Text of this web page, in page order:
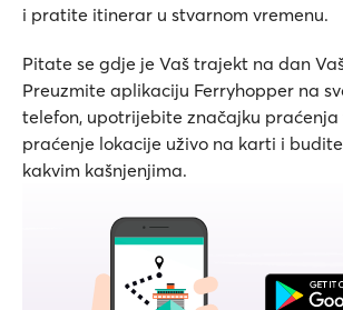
i pratite itinerar u stvarnom vremenu.
Pitate se gdje je Vaš trajekt na dan
Preuzmite aplikaciju Ferryhopper na
telefon, upotrijebite značajku
praćenje lokacije uživo na karti i
kakvim kašnjenjima.